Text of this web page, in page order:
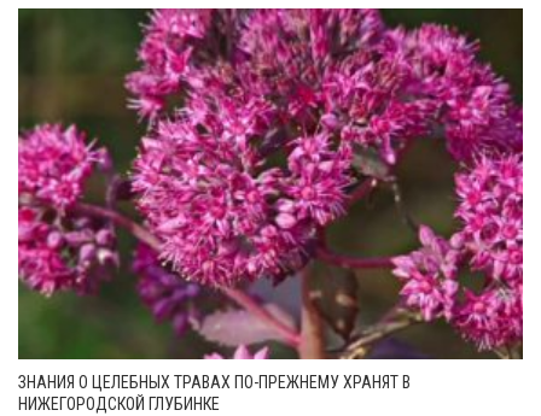
ЗНАНИЯ О ЦЕЛЕБНЫХ ТРАВАХ ПО-ПРЕЖНЕМУ ХРАНЯТ В
НИЖЕГОРОДСКОЙ ГЛУБИНКЕ